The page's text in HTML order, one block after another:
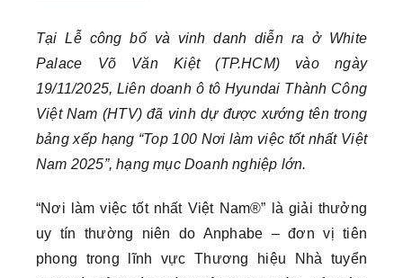
Tại Lễ công bố và vinh danh diễn ra ở White
Palace Võ Văn Kiệt (TP.HCM) vào ngày
19/11/2025, Liên doanh ô tô Hyundai Thành Công
Việt Nam (HTV) đã vinh dự được xướng tên trong
bảng xếp hạng “Top 100 Nơi làm việc tốt nhất Việt
Nam 2025”, hạng mục Doanh nghiệp lớn.
“Nơi làm việc tốt nhất Việt Nam®” là giải thưởng
uy tín thường niên do Anphabe – đơn vị tiên
phong trong lĩnh vực Thương hiệu Nhà tuyển